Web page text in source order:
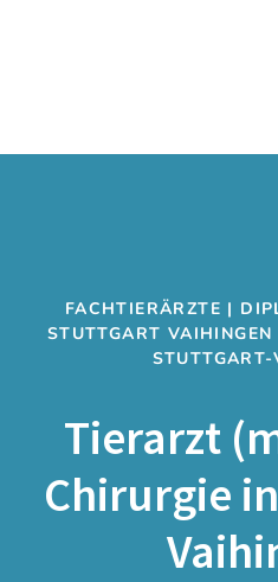
FACHTIERÄRZTE |
STUTTGART
Tierarzt
Chirurgie